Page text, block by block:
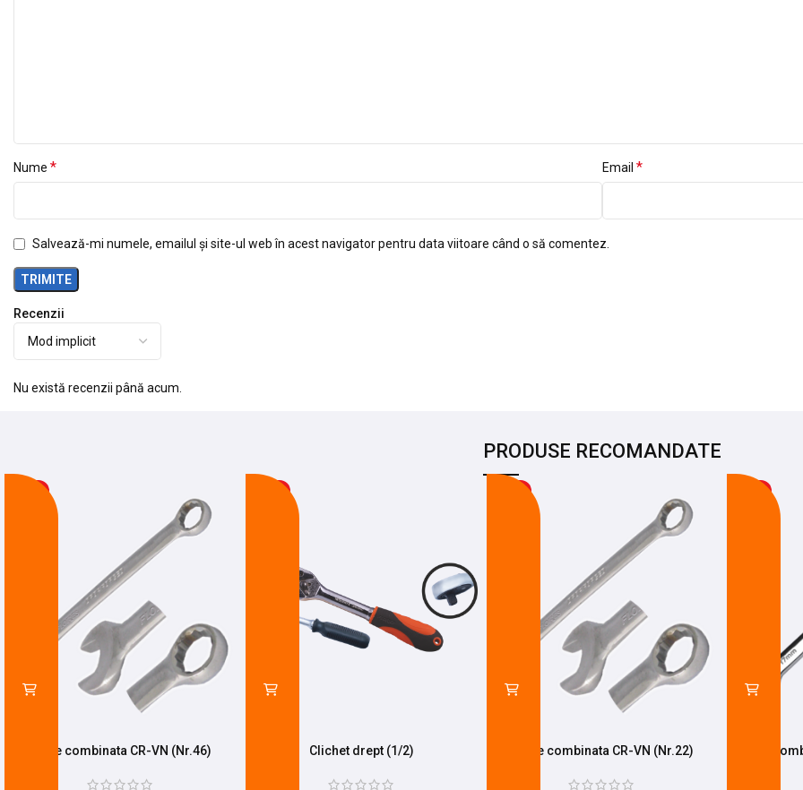
Recenzii
Nu există recenzii până acum.
Nume * Email *
Salvează-mi numele, emailul și site-ul web în acest navigator pentru data viitoare când o să comentez.
PRODUSE RECOMANDATE
Cheie combinata CR-VN (Nr.46) Clichet drept (1/2) Cheie combinata CR-VN (Nr.22) Cheie